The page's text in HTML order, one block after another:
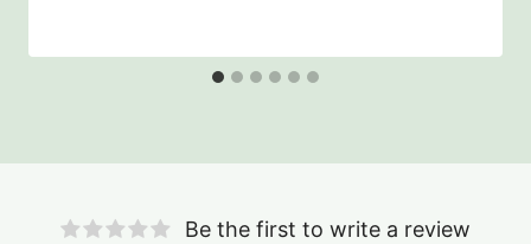
Be the first to write a review